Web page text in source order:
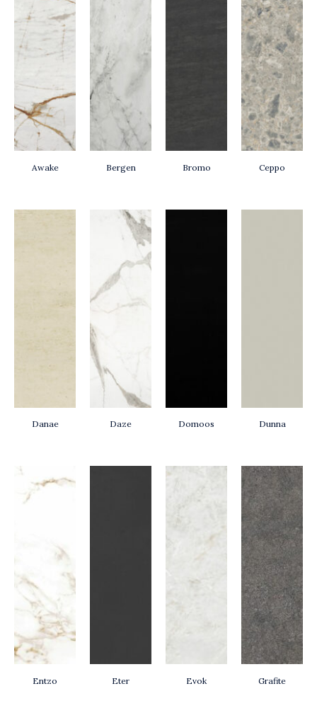
Awake Bergen Bromo Ceppo
Danae Daze Domoos Dunna
Entzo Eter Evok Grafite